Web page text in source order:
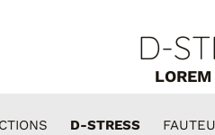
D-
D-STRESS